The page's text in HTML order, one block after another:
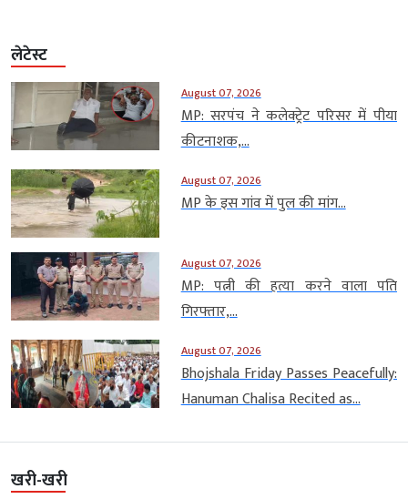
लेटेस्ट
August 07, 2026
MP: सरपंच ने कलेक्ट्रेट परिसर में पीया
कीटनाशक,...
August 07, 2026
MP के इस गांव में पुल की मांग...
August 07, 2026
MP: पत्नी की हत्या करने वाला पति
गिरफ्तार,...
August 07, 2026
Bhojshala Friday Passes Peacefully:
Hanuman Chalisa Recited as...
खरी-खरी